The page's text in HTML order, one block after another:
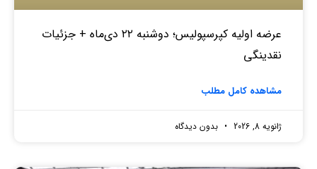
عرضه اولیه کپرسپولیس؛ دوشنبه ۲۲ دی‌ماه + جزئیات
نقدینگی
مشاهده کامل مطلب
ژانویه 8, 2026 بدون دیدگاه